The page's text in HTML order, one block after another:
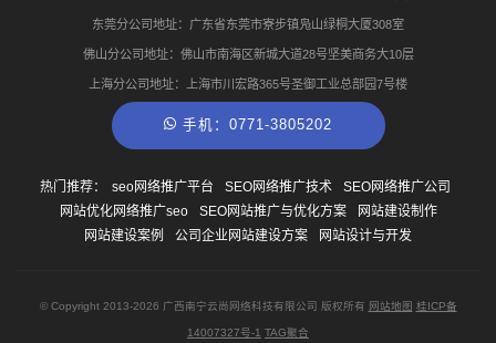
东莞分公司地址：广东省东莞市寮步镇凫山绿桐大厦308室
佛山分公司地址：佛山市南海区新城大道28号坚美商务大10层
上海分公司地址：上海市川宏路365号圣御工业总部园7号楼
手机：0771-3805202
热门推荐： seo网络推广平台 SEO网络推广技术
SEO网络推广公司
网站优化网络推广seo
SEO网站推广与优化方案
网站建设制作
网站建设案例
公司企业网站建设方案 网站设计与开发
© Copyright 2013-2026 广西南宁云尚网络科技有限公司 版权所有 网站地图 桂ICP备
14007327号-1 TAG聚合